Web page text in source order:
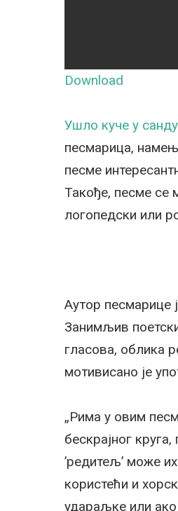
Download
Ушло куче у
песмарица,
песме
Такође, песме се
логопедски или
Аутор песмарице
Занимљив
гласова, облика
мотивисано је
„Рима у овим
бескрајног
’редитељ’ може
користећи и
удараљке или ако